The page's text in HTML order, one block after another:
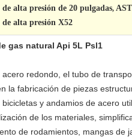
alta presión de 20 pulgadas,
alta presión X52
gas natural Api 5L Psl1
redondo, el tubo de
la fabricación de piezas
y andamios de acero
de los materiales,
de rodamientos, mangas